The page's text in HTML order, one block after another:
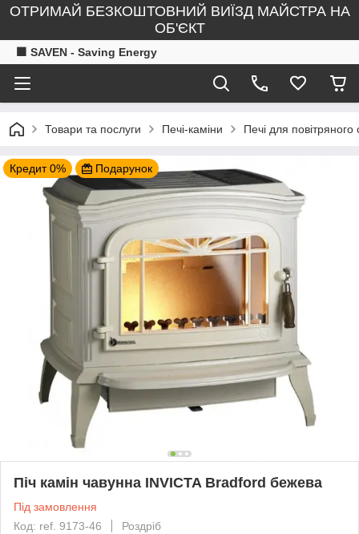
ОТРИМАЙ БЕЗКОШТОВНИЙ ВИЇЗД МАЙСТРА НА
ОБ'ЄКТ
🟧 SAVEN - Saving Energy
Товари та послуги Печі-каміни Печі для
Кредит 0% Подарунок
Піч камін чавунна INVICTA Bradford бежева
Під замовлення
Код: ref. 9173-46
Роздріб